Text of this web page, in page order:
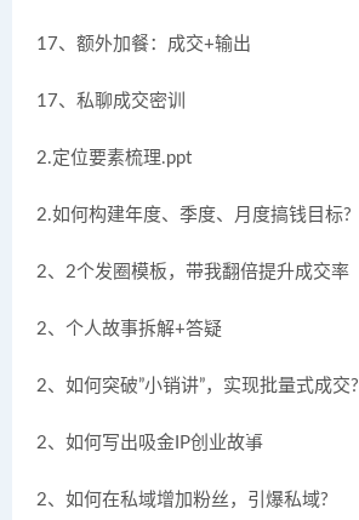
17、额外加餐：成交+输出
17、私聊成交密训
2.定位要素梳理.ppt
2.如何构建年度、季度、月度搞钱目标?
2、2个发圈模板，带我翻倍提升成交率
2、个人故事拆解+答疑
2、如何突破”小销讲”，实现批量式成交?
2、如何写出吸金IP创业故事
2、如何在私域增加粉丝，引爆私域?